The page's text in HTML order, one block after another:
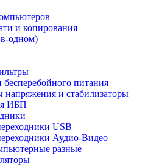
и копирования
одном)
питания
напряжения и стабилизаторы
ИБП
USB
Аудио-Видео
разные